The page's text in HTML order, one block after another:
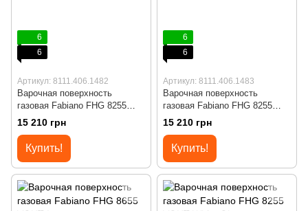
6
6
Артикул: 8111.406.1482
Варочная поверхность
газовая Fabiano FHG 8255
VGHT Titanium Glass
15 210 грн
Купить!
6
6
Артикул: 8111.406.1483
Варочная поверхность
газовая Fabiano FHG 8255
VGHT Champagne Glass
15 210 грн
Купить!